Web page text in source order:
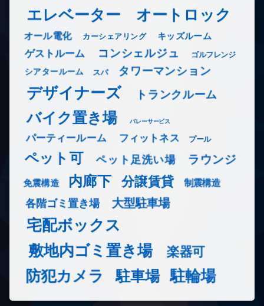
エレベーター オートロック
オール電化 カーシェアリング キッズルーム
ゲストルーム コンシェルジュ ゴルフレンジ
シアタールーム スパ タワーマンション
デザイナーズ トランクルーム
バイク置き場 バレーサービス
パーティールーム フィットネス プール
ペット可 ペット足洗い場 ラウンジ
免震構造 内廊下 分譲賃貸 制震構造
各階ゴミ置き場 大型駐車場
宅配ボックス
敷地内ゴミ置き場
楽器可
防犯カメラ 駐車場 駐輪場